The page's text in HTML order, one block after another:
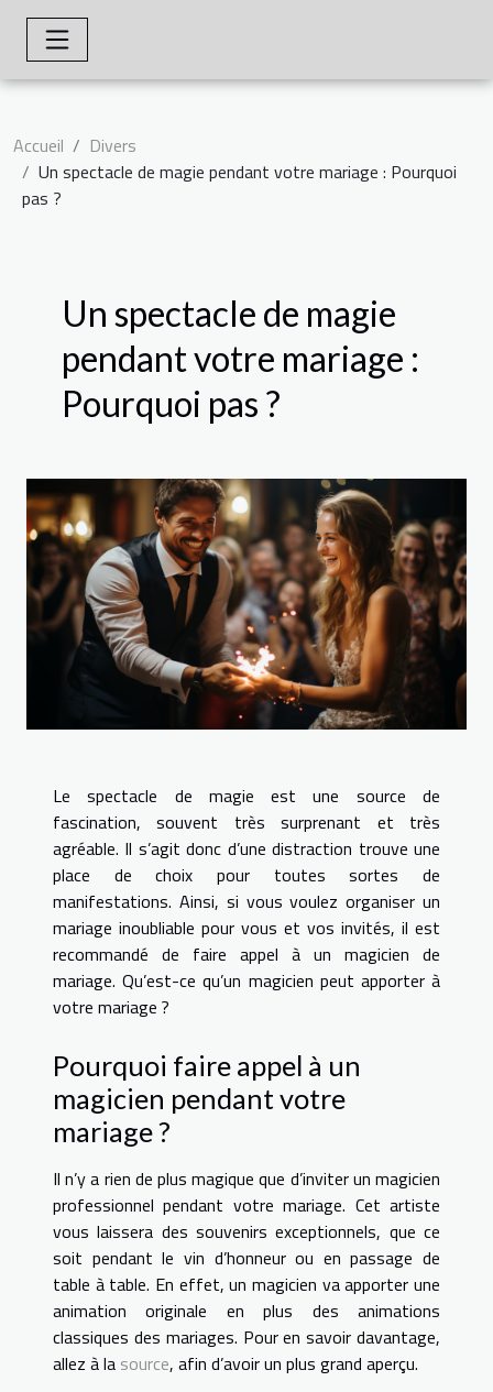
Accueil
Divers
Un spectacle de magie pendant votre mariage : Pourquoi
pas ?
Un spectacle de magie
pendant votre mariage :
Pourquoi pas ?
Le spectacle de magie est une source de
fascination, souvent très surprenant et très
agréable. Il s’agit donc d’une distraction trouve une
place de choix pour toutes sortes de
manifestations. Ainsi, si vous voulez organiser un
mariage inoubliable pour vous et vos invités, il est
recommandé de faire appel à un magicien de
mariage. Qu’est-ce qu’un magicien peut apporter à
votre mariage ?
Pourquoi faire appel à un
magicien pendant votre
mariage ?
Il n’y a rien de plus magique que d’inviter un magicien
professionnel pendant votre mariage. Cet artiste
vous laissera des souvenirs exceptionnels, que ce
soit pendant le vin d’honneur ou en passage de
table à table. En effet, un magicien va apporter une
animation originale en plus des animations
classiques des mariages. Pour en savoir davantage,
allez à la source, afin d’avoir un plus grand aperçu.